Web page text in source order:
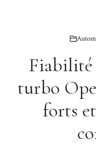
Fiabilité
turbo
forts